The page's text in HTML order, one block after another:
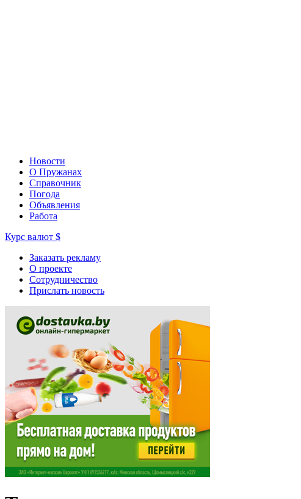
Новости
О Пружанах
Справочник
Погода
Объявления
Работа
Курс валют $
Заказать рекламу
О проекте
Сотрудничество
Прислать новость